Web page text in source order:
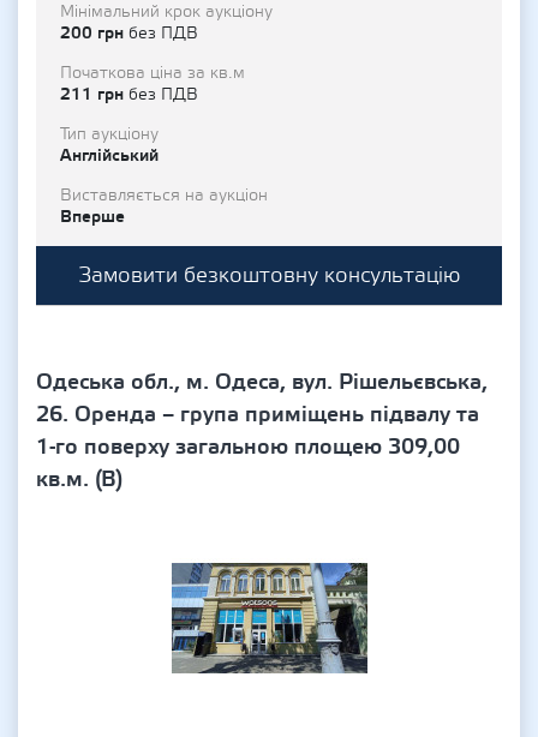
Мінімальний крок аукціону
200 грн без ПДВ
Початкова ціна за кв.м
211 грн без ПДВ
Тип аукціону
Англійський
Виставляється на аукціон
Вперше
Замовити безкоштовну консультацію
Одеська обл., м. Одеса, вул. Рішельєвська,
26. Оренда – група приміщень підвалу та
1-го поверху загальною площею 309,00
кв.м. (В)